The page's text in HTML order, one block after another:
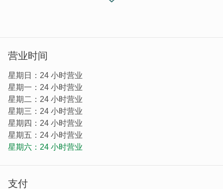
提供机场、码头接送服务、代租汽机车。
欢迎来电询问：0919130999。
注意事项：
禁止携带宠物。
室内全面禁止吸烟、嚼槟榔。
个人贵重物品请随身携带并妥善保管，如有遗失恕不负
责。
营业时间
星期日：24 小时营业
星期一：24 小时营业
星期二：24 小时营业
星期三：24 小时营业
星期四：24 小时营业
星期五：24 小时营业
星期六：24 小时营业
支付